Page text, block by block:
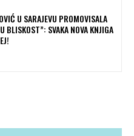
U SARAJEVU PROMOVISALA
BLISKOST”: SVAKA NOVA KNJIGA